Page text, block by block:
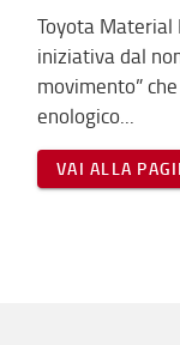
Toyota Material
iniziativa dal
movimento”
enologico...
VAI ALLA